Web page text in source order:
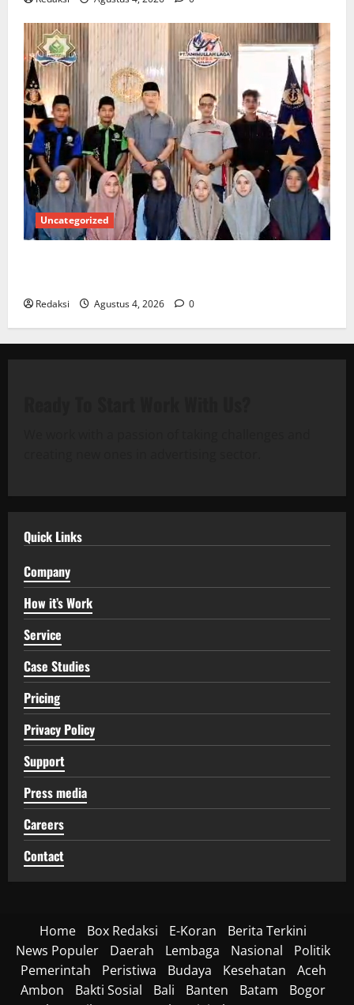
Uncategorized
Redaksi Agustus 4, 2026 0
Quick Links
Company
How it’s Work
Service
Case Studies
Pricing
Privacy Policy
Support
Press media
Careers
Contact
Home Box Redaksi E-Koran
Berita Terkini
News Populer
Daerah Lembaga Nasional
Politik
Pemerintah
Peristiwa Budaya Kesehatan
Aceh
Ambon
Bakti Sosial Bali Banten Batam
Bogor